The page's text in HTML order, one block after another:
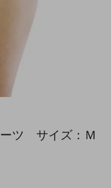
ツ サイズ：Ｍ